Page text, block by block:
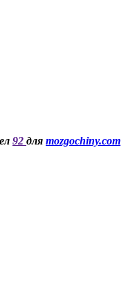
92 для mozgochiny.com